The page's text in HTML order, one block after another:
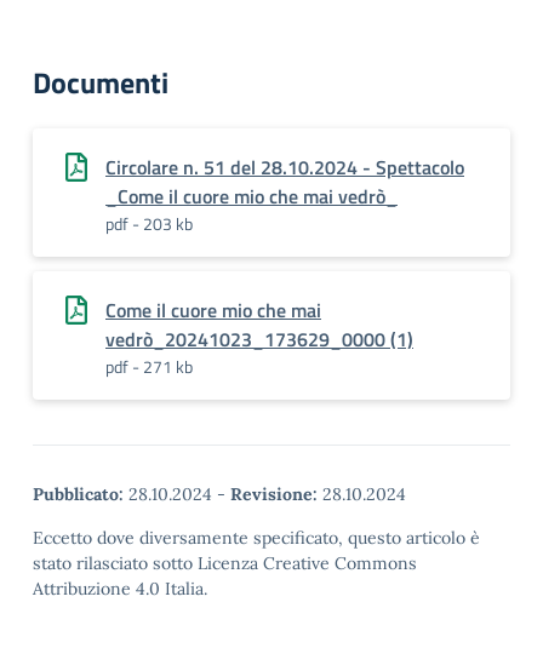
Documenti
Circolare n. 51 del 28.10.2024 - Spettacolo
_Come il cuore mio che mai vedrò_
pdf - 203 kb
Come il cuore mio che mai
vedrò_20241023_173629_0000 (1)
pdf - 271 kb
Pubblicato: 28.10.2024 - Revisione: 28.10.2024
Eccetto dove diversamente specificato, questo articolo è
stato rilasciato sotto Licenza Creative Commons
Attribuzione 4.0 Italia.